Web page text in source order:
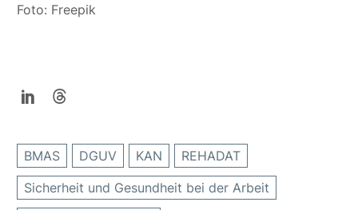
Foto: Freepik
BMAS DGUV KAN
REHADAT
Sicherheit und Gesundheit bei der Arbeit